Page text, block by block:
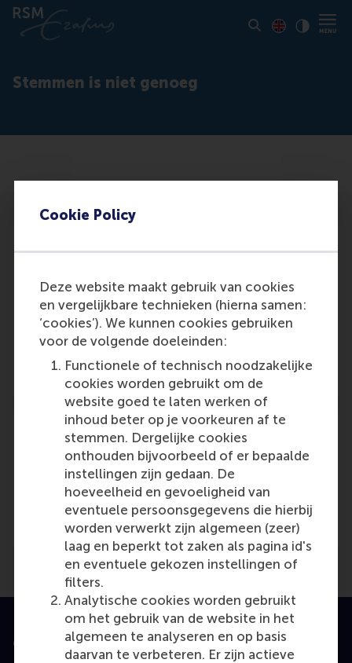
Cookie Policy
Deze website maakt gebruik van cookies
en vergelijkbare technieken (hierna samen:
‘cookies’). We kunnen cookies gebruiken
voor de volgende doeleinden:
Functionele of technisch noodzakelijke
cookies worden gebruikt om de
website goed te laten werken of
inhoud beter op je voorkeuren af te
stemmen. Dergelijke cookies
onthouden bijvoorbeeld of er bepaalde
instellingen zijn gedaan. De
hoeveelheid en gevoeligheid van
eventuele persoonsgegevens die hierbij
worden verwerkt zijn algemeen (zeer)
laag en beperkt tot zaken als pagina id's
en eventuele gekozen instellingen of
filters.
Analytische cookies worden gebruikt
om het gebruik van de website in het
algemeen te analyseren en op basis
daarvan te verbeteren. Er zijn actieve
Stemmen is niet genoeg
Participants
Lent, D.
Role: General
Reference type: Journalist
Media Outlets
Opleiding & Ontwikkeling(Unknown)
Geaccrediteerd door